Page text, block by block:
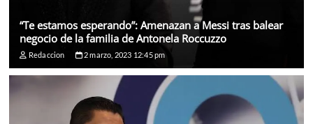
“Te estamos esperando”: Amenazan a Messi tras balear
negocio de la familia de Antonela Roccuzzo
Redaccion 2 marzo, 2023 12:45 pm